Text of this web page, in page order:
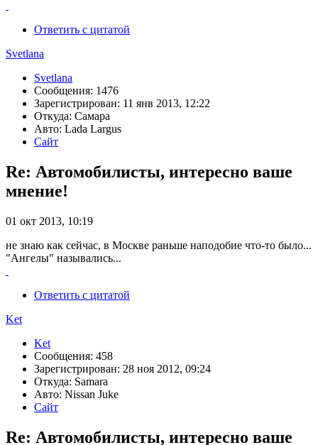
Ответить с цитатой
Svetlana
Svetlana
Сообщения: 1476
Зарегистрирован: 11 янв 2013, 12:22
Откуда: Самара
Авто: Lada Largus
Сайт
Re: Автомобилисты, интересно ваше
мнение!
01 окт 2013, 10:19
не знаю как сейчас, в Москве раньше наподобие что-то было...
"Ангелы" назывались...
Ответить с цитатой
Ket
Ket
Сообщения: 458
Зарегистрирован: 28 ноя 2012, 09:24
Откуда: Samara
Авто: Nissan Juke
Сайт
Re: Автомобилисты, интересно ваше